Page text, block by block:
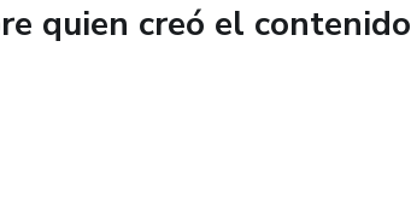
quien creó el contenido